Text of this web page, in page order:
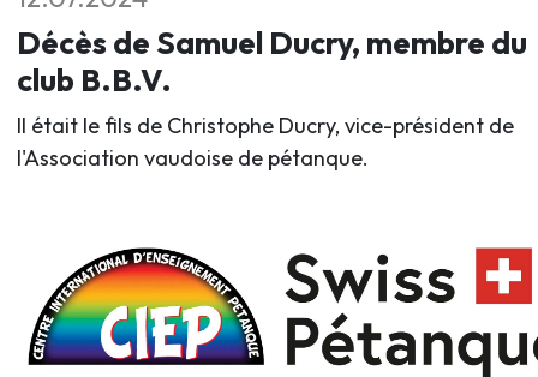
Décès de Samuel Ducry, membre du
club B.B.V.
Il était le fils de Christophe Ducry, vice-président de
l'Association vaudoise de pétanque.